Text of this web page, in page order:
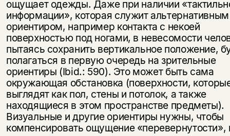
ощущает одежды. Даже при наличии
информации», которая служит альтернативным
ориентиром, например контакта с некоей
поверхностью под ногами, в невесомости
пытаясь сохранить вертикальное положение,
полагаться в первую очередь на зрительные
ориентиры (Ibid.: 590). Это может быть сама
окружающая обстановка (поверхности,
выглядят как пол, стены и потолок, а также
находящиеся в этом пространстве предметы).
Визуальные и другие ориентиры нужны, чтобы
компенсировать ощущение «перевернутости»,